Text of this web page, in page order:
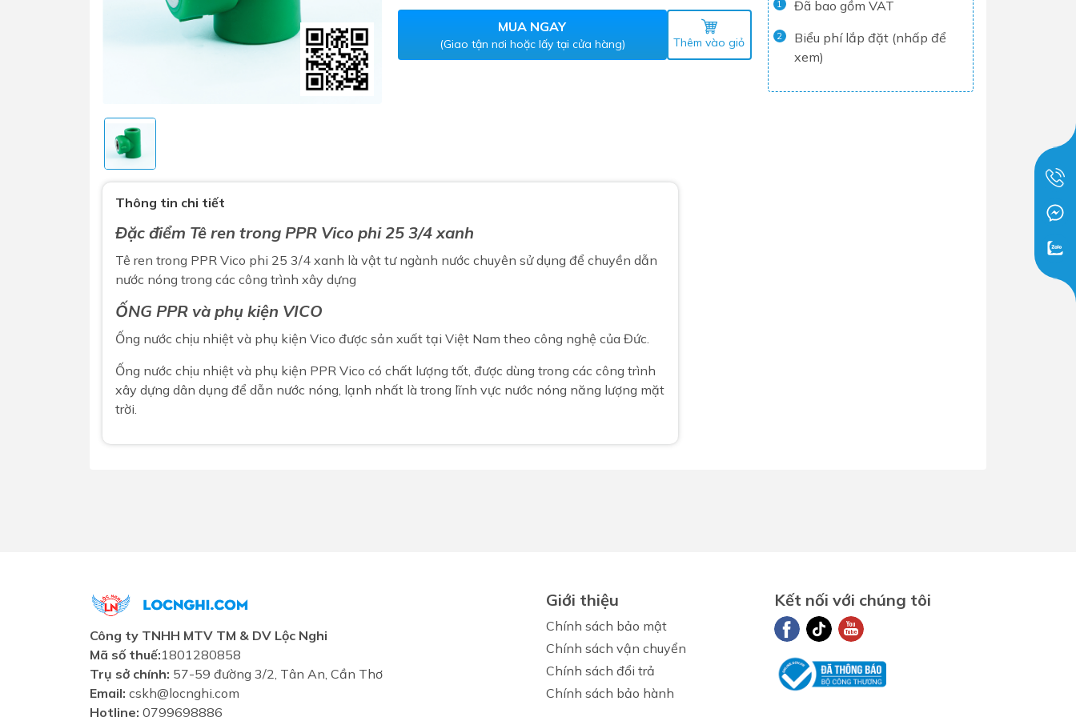
Máy nước nóng gián tiếp
Tủ lạnh
Máy rửa chén
Nồi chiên không dầu
Phụ kiện nhà vệ sinh
Gương nhà vệ sinh - nhà tắm
Máy sấy tay
Nắp bồn cầu
Combo bồn cầu nhà trọ giá rẻ
Combo thiết bị vệ sinh chính hãng
Combo Máy nước nóng năng lượng
mặt trời
Combo thiết bị vệ sinh cao cấp
MUA NGAY
(Giao tận nơi hoặc lấy tại cửa hàng) Thêm vào giỏ
1 Đã bao gồm VAT
2
Biểu phí lắp đặt (nhấp để
xem)
Thông tin chi tiết
Đặc điểm Tê ren trong PPR Vico phi 25 3/4 xanh
Tê ren trong PPR Vico phi 25 3/4 xanh là vật tư ngành nước chuyên sử dụng để chuyền dẫn
nước nóng trong các công trình xây dựng
ỐNG PPR và phụ kiện VICO
Ống nước chịu nhiệt và phụ kiện Vico được sản xuất tại Việt Nam theo công nghệ của Đức.
Ống nước chịu nhiệt và phụ kiện PPR Vico có chất lượng tốt, được dùng trong các công trình
xây dựng dân dụng để dẫn nước nóng, lạnh nhất là trong lĩnh vực nước nóng năng lượng mặt
trời.
Công ty TNHH MTV TM & DV Lộc Nghi
Mã số thuế:1801280858
Trụ sở chính: 57-59 đường 3/2, Tân An, Cần Thơ
Email: cskh@locnghi.com
Hotline: 0799698886
Giới thiệu
Chính sách bảo mật
Chính sách vận chuyển
Chính sách đổi trả
Chính sách bảo hành
Kết nối với chúng tôi